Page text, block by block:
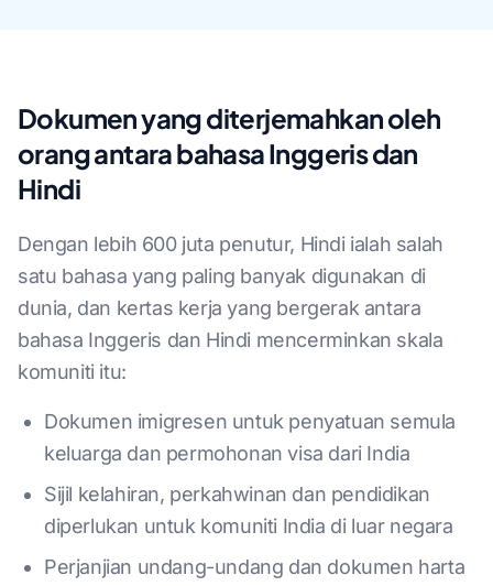
Dokumen yang diterjemahkan oleh
orang antara bahasa Inggeris dan
Hindi
Dengan lebih 600 juta penutur, Hindi ialah salah
satu bahasa yang paling banyak digunakan di
dunia, dan kertas kerja yang bergerak antara
bahasa Inggeris dan Hindi mencerminkan skala
komuniti itu:
Dokumen imigresen untuk penyatuan semula
keluarga dan permohonan visa dari India
Sijil kelahiran, perkahwinan dan pendidikan
diperlukan untuk komuniti India di luar negara
Perjanjian undang-undang dan dokumen harta